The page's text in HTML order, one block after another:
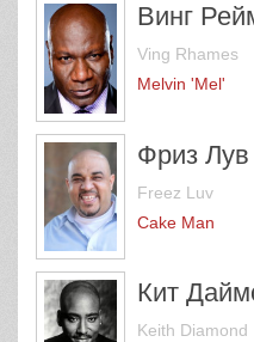
Винг
Ving Rhames
Melvin 'Mel'
Фриз Лув
Freez Luv
Cake Man
Кит
Keith Diamond